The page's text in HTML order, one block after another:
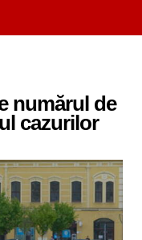
numărul de
cazurilor